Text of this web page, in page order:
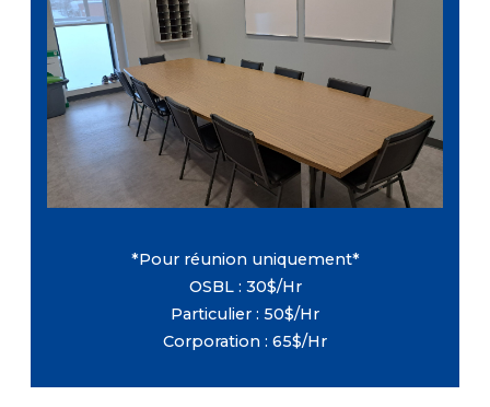
Dimensions : 20 pi X 11 pi
Étage : Rez-De-Chaussé
Capacité maximale : 12 personnes
Équipement: Tables et chaises (Inclus avec
la location, sans frais supplémentaires)
*Pour réunion uniquement*
OSBL : 30$/Hr
Particulier : 50$/Hr
Corporation : 65$/Hr